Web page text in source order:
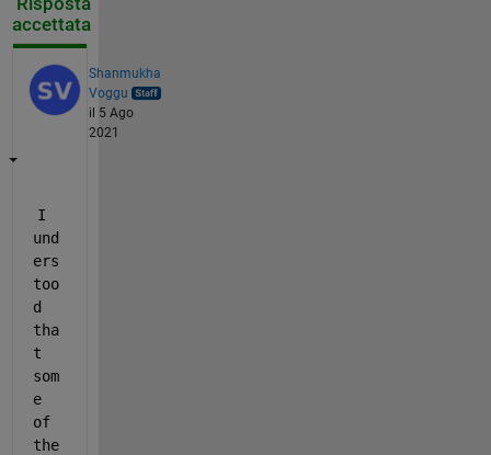
accettata
Shanmukha
Voggu
il 5 Ago
2021
I
und
ers
too
d
tha
t
som
e
of
the